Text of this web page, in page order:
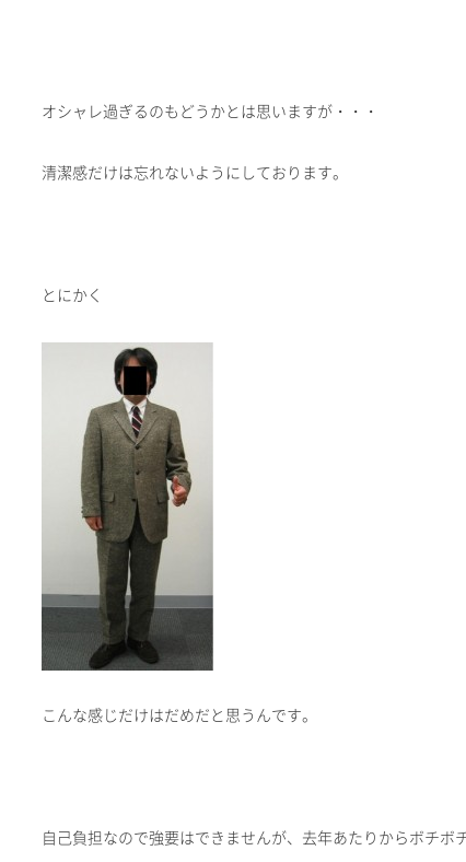
オシャレ過ぎるのもどうかとは思いますが・・・
清潔感だけは忘れないようにしております。
とにかく
こんな感じだけはだめだと思うんです。
自己負担なので強要はできませんが、去年あたりからボチボ